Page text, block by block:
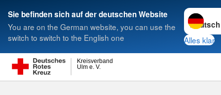
Sie befinden sich auf der deutschen Website
You are on the German website, you can use the
switch to switch to the English one
Sprache
Alles klar
Ulm e. V.
Kreisverband
Suche